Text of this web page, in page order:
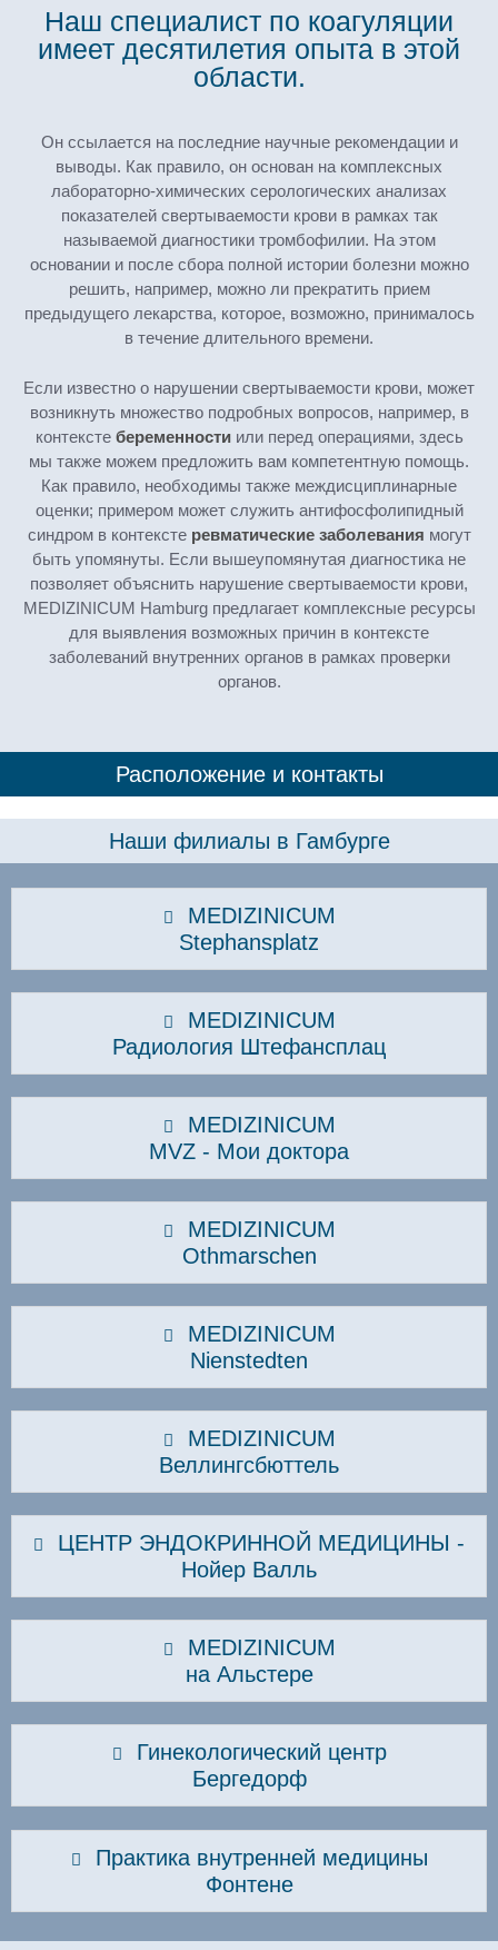
Наш специалист по коагуляции
имеет десятилетия опыта в этой
области.
Он ссылается на последние научные рекомендации и
выводы. Как правило, он основан на комплексных
лабораторно-химических серологических анализах
показателей свертываемости крови в рамках так
называемой диагностики тромбофилии. На этом
основании и после сбора полной истории болезни можно
решить, например, можно ли прекратить прием
предыдущего лекарства, которое, возможно, принималось
в течение длительного времени.
Если известно о нарушении свертываемости крови, может
возникнуть множество подробных вопросов, например, в
контексте беременностиили перед операциями, здесь
мы также можем предложить вам компетентную помощь.
Как правило, необходимы также междисциплинарные
оценки; примером может служить антифосфолипидный
синдром в контексте ревматические заболевания могут
быть упомянуты. Если вышеупомянутая диагностика не
позволяет объяснить нарушение свертываемости крови,
MEDIZINICUM Hamburg предлагает комплексные ресурсы
для выявления возможных причин в контексте
заболеваний внутренних органов в рамках проверки
органов.
Расположение и контакты
Наши филиалы в Гамбурге
MEDIZINICUM
Stephansplatz
MEDIZINICUM
Радиология Штефансплац
MEDIZINICUM
MVZ - Мои доктора
MEDIZINICUM
Othmarschen
MEDIZINICUM
Nienstedten
MEDIZINICUM
Веллингсбюттель
ЦЕНТР ЭНДОКРИННОЙ МЕДИЦИНЫ -
Нойер Валль
MEDIZINICUM
на Альстере
Гинекологический центр
Бергедорф
Практика внутренней медицины
Фонтене